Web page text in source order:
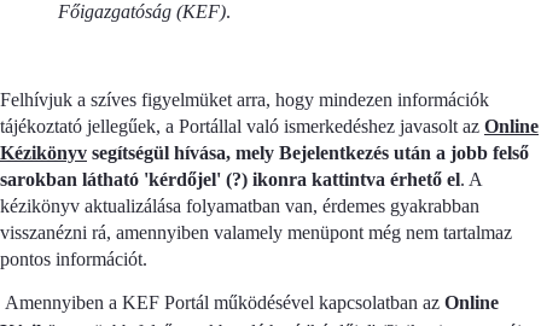
Főigazgatóság (KEF).
Felhívjuk a szíves figyelmüket arra, hogy mindezen információk
tájékoztató jellegűek, a Portállal való ismerkedéshez javasolt az Online
Kézikönyv segítségül hívása, mely Bejelentkezés után a jobb felső
sarokban látható 'kérdőjel' (?) ikonra kattintva érhető el. A
kézikönyv aktualizálása folyamatban van, érdemes gyakrabban
visszanézni rá, amennyiben valamely menüpont még nem tartalmaz
pontos információt.
Amennyiben a KEF Portál működésével kapcsolatban az Online